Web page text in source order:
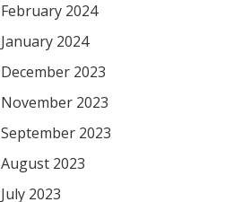
February 2024
January 2024
December 2023
November 2023
September 2023
August 2023
July 2023